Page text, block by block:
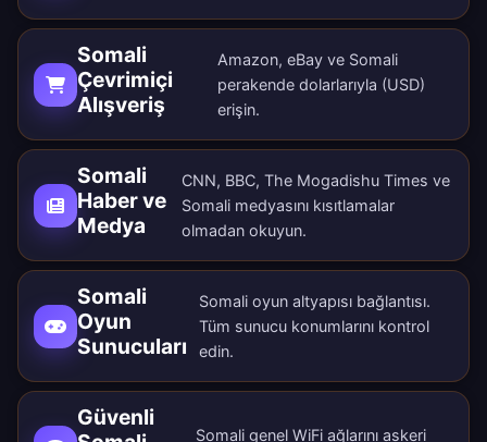
Somali
Çevrimiçi
Alışveriş
Amazon, eBay ve Somali
perakende dolarlarıyla (USD)
erişin.
Somali
Haber ve
Medya
CNN, BBC, The Mogadishu Times ve
Somali medyasını kısıtlamalar
olmadan okuyun.
Somali
Oyun
Sunucuları
Somali oyun altyapısı bağlantısı.
Tüm sunucu konumlarını kontrol
edin.
Güvenli
Somali genel WiFi ağlarını askeri